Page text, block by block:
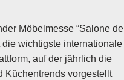
Möbelmesse “Salone del
die wichtigste internationale
auf der jährlich die
Küchentrends vorgestellt